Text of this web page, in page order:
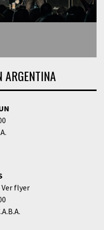
ARGENTINA
flyer